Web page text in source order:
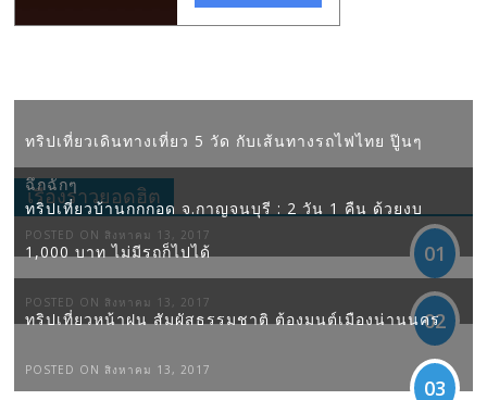
เรื่องราวยอดฮิต
ทริปเที่ยวเดินทางเที่ยว 5 วัด กับเส้นทางรถไฟไทย ปู๊นๆ
ฉึกฉักๆ
POSTED ON สิงหาคม 13, 2017
01
ทริปเที่ยวบ้านกกกอด จ.กาญจนบุรี : 2 วัน 1 คืน ด้วยงบ
1,000 บาท ไม่มีรถก็ไปได้
POSTED ON สิงหาคม 13, 2017
02
ทริปเที่ยวหน้าฝน สัมผัสธรรมชาติ ต้องมนต์เมืองน่านนคร
POSTED ON สิงหาคม 13, 2017
03